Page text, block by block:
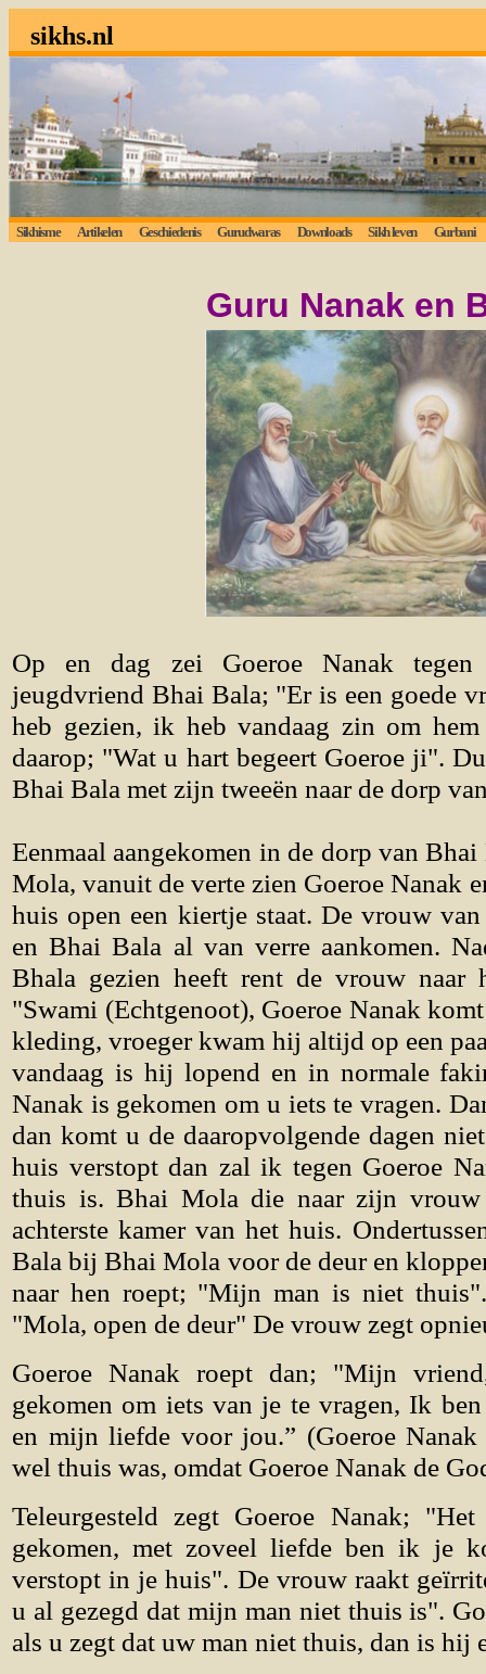
sikhs.nl
Sikhisme Artikelen Geschiedenis Gurudwaras Downloads Sikh leven Gurbani
Guru Nanak en
Op en dag zei Goeroe Nanak tegen
jeugdvriend Bhai Bala; "Er is een goede
heb gezien, ik heb vandaag zin om
daarop; "Wat u hart begeert Goeroe ji".
Bhai Bala met zijn tweeën naar de dorp
Eenmaal aangekomen in de dorp van
Mola, vanuit de verte zien Goeroe Nanak
huis open een kiertje staat. De vrouw
en Bhai Bala al van verre aankomen.
Bhala gezien heeft rent de vrouw naar
"Swami (Echtgenoot), Goeroe Nanak
kleding, vroeger kwam hij altijd op een
vandaag is hij lopend en in normale
Nanak is gekomen om u iets te vragen.
dan komt u de daaropvolgende dagen
huis verstopt dan zal ik tegen Goeroe
thuis is. Bhai Mola die naar zijn
achterste kamer van het huis.
Bala bij Bhai Mola voor de deur en
naar hen roept; "Mijn man is niet
"Mola, open de deur" De vrouw zegt
Goeroe Nanak roept dan; "Mijn
gekomen om iets van je te vragen, Ik
en mijn liefde voor jou.” (Goeroe
wel thuis was, omdat Goeroe Nanak de
Teleurgesteld zegt Goeroe Nanak;
gekomen, met zoveel liefde ben ik je
verstopt in je huis". De vrouw raakt
u al gezegd dat mijn man niet thuis is".
als u zegt dat uw man niet thuis, dan is hij